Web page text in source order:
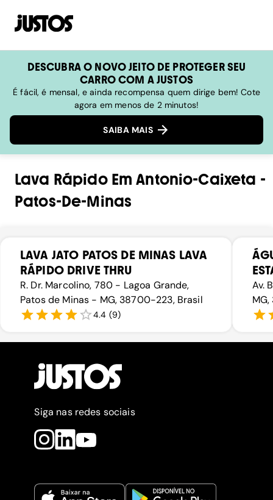
DESCUBRA O NOVO JEITO DE PROTEGER SEU
CARRO COM A JUSTOS
É fácil, é mensal, e ainda recompensa quem dirige bem! Cote
agora em menos de 2 minutos!
SAIBA MAIS
Lava RápidoEmAntonio-Caixeta -
Patos-De-Minas
LAVA JATO PATOS DE MINAS LAVA
RÁPIDO DRIVE THRU
R. Dr. Marcolino, 780 - Lagoa Grande,
Patos de Minas - MG, 38700-223, Brasil
4.4 (9)
Av.
Siga nas redes sociais